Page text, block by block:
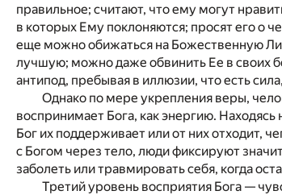
правильное; считают, что ему могут
в которых Ему поклоняются; просят его о
еще можно обижаться на Божественную
лучшую; можно даже обвинить Ее в своих
антипод, пребывая в иллюзии, что есть
Однако по мере укрепления веры,
воспринимает Бога, как энергию.
Бог их поддерживает или от них отходит,
с Богом через тело, люди фиксируют
заболеть или травмировать себя, когда
Третий уровень восприятия Бога —